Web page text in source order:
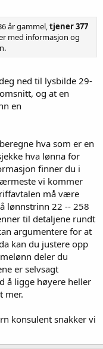
år gammel,tjener 377
med informasjon og
ned til lysbilde 29-
og at en
en
hva som er en
hva lønna for
finner du i
vi kommer
må være
lønnstrinn 22 -- 258
til detaljene rundt
argumentere for at
kan du justere opp
deler du
er selvsagt
å ligge høyere heller
mer.
konsulent snakker vi